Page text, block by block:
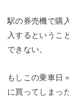
駅の券売機で購
入するというこ
できない。
もしこの乗車日
に買ってしまっ